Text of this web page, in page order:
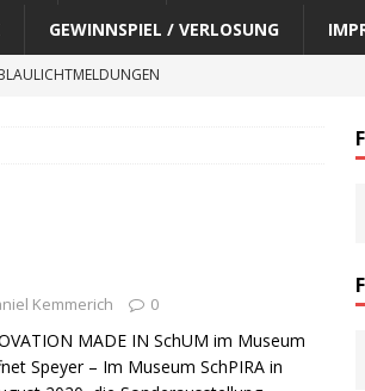
GEWINNSPIEL / VERLOSUNG
BLAULICHTMELDUNGEN
BLAULICHTMELDUNGEN
Kemmerich 0
MADE IN SchUM im Museum
Speyer – Im Museum SchPIRA in